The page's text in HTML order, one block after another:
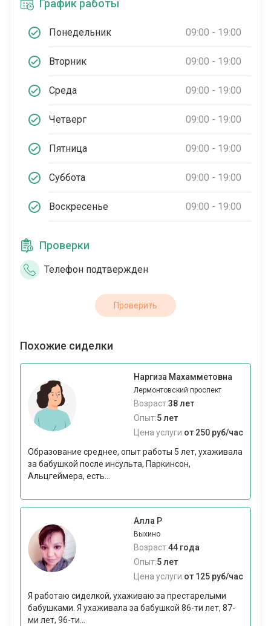
График работы
Понедельник 09:00 - 19:00
Вторник 09:00 - 19:00
Среда 09:00 - 19:00
Четверг 09:00 - 19:00
Пятница 09:00 - 19:00
Суббота 09:00 - 19:00
Воскресенье 09:00 - 19:00
Проверки
Телефон подтвержден
Проверить
Похожие сиделки
Наргиза Махамметовна
Лермонтовский проспект
Возраст:38 лет
Опыт:5 лет
Цена услуги:от 250 руб/час
Образование среднее, опыт работы 5 лет, ухаживала
за бабушкой после инсульта, Паркинсон,
Альцгеймера, есть...
Алла Р
Выхино
Возраст:44 года
Опыт:5 лет
Цена услуги:от 125 руб/час
Я работаю сиделкой, ухаживаю за престарелыми
бабушками. Я ухаживала за бабушкой 86-ти лет, 87-
ми лет, 96-ти...